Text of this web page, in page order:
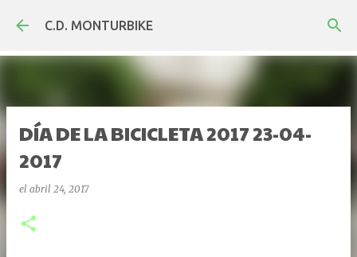
Ir al contenido principal
C.D. MONTURBIKE
DÍA DE LA BICICLETA 2017 23-04-
2017
el abril 24, 2017